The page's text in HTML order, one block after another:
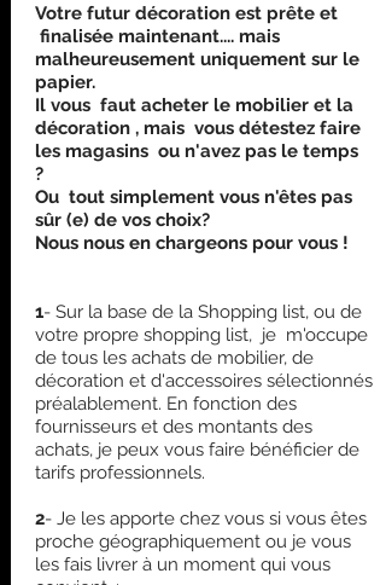
Votre futur décoration est prête et
finalisée maintenant.... mais
malheureusement uniquement sur le
papier.
Il vous faut acheter le mobilier et la
décoration , mais vous détestez faire
les magasins ou n'avez pas le temps
?
Ou tout simplement vous n'êtes pas
sûr (e) de vos choix?
Nous nous en chargeons pour vous !
1- Sur la base de la Shopping list, ou de
votre propre shopping list, je m'occupe
de tous les achats de mobilier, de
décoration et d'accessoires sélectionnés
préalablement. En fonction des
fournisseurs et des montants des
achats, je peux vous faire bénéficier de
tarifs professionnels.
2- Je les apporte chez vous si vous êtes
proche géographiquement ou je vous
les fais livrer à un moment qui vous